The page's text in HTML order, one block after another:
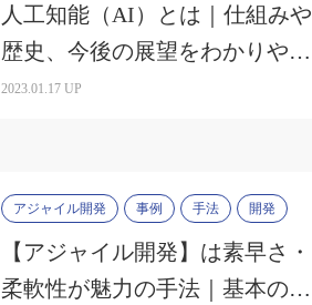
人工知能（AI）とは｜仕組みや
歴史、今後の展望をわかりやす
く解説
2023.01.17 UP
アジャイル開発 事例 手法 開発
【アジャイル開発】は素早さ・
柔軟性が魅力の手法｜基本の流